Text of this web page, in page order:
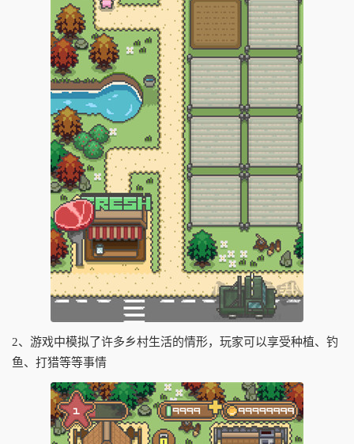
2、游戏中模拟了许多乡村生活的情形，玩家可以享受种植、钓
鱼、打猎等等事情